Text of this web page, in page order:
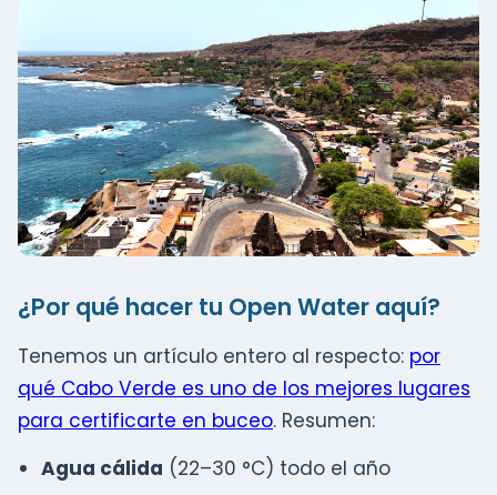
¿Por qué hacer tu Open Water aquí?
Tenemos un artículo entero al respecto: por
qué Cabo Verde es uno de los mejores lugares
para certificarte en buceo. Resumen:
Agua cálida (22–30 °C) todo el año